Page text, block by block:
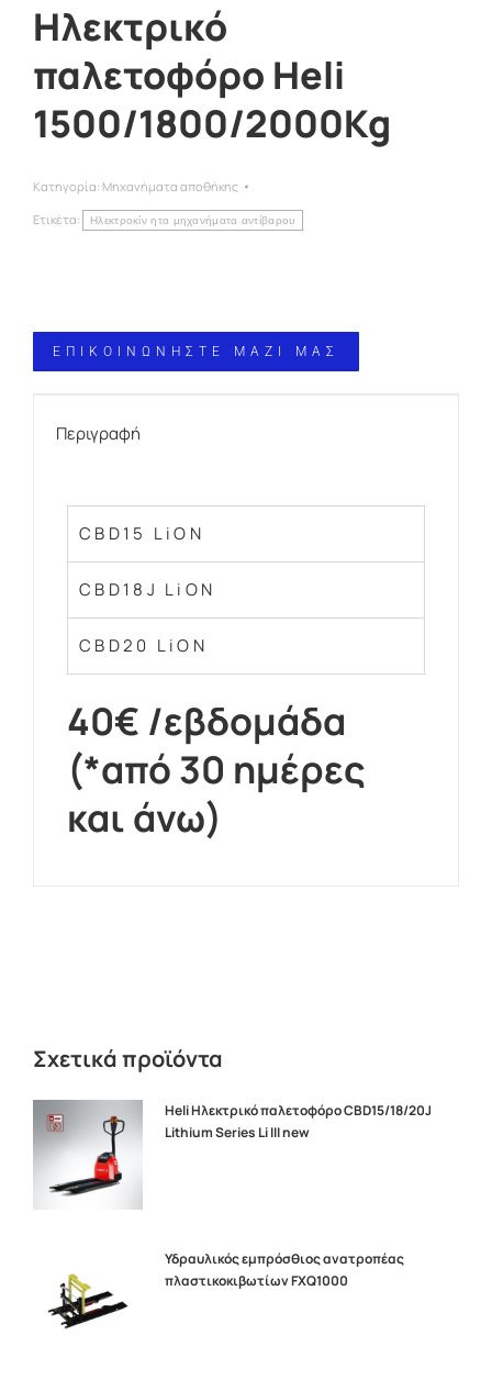
Ηλεκτρικό
παλετοφόρο Heli
1500/1800/2000Kg
Κατηγορία: Μηχανήματα αποθήκης
Ετικέτα:
Ηλεκτροκίν ητα μηχανήματα αντίβαρου
ΕΠΙΚΟΙΝΩΝΗΣΤΕ ΜΑΖΙ ΜΑΣ
Περιγραφή
CBD15 LiON
CBD18J LiON
CBD20 LiON
40€ /εβδομάδα
(*από 30 ημέρες
και άνω)
Σχετικά προϊόντα
Heli Ηλεκτρικό παλετοφόρο CBD15/18/20J
Lithium Series Li III new
Υδραυλικός εμπρόσθιος ανατροπέας
πλαστικοκιβωτίων FXQ1000